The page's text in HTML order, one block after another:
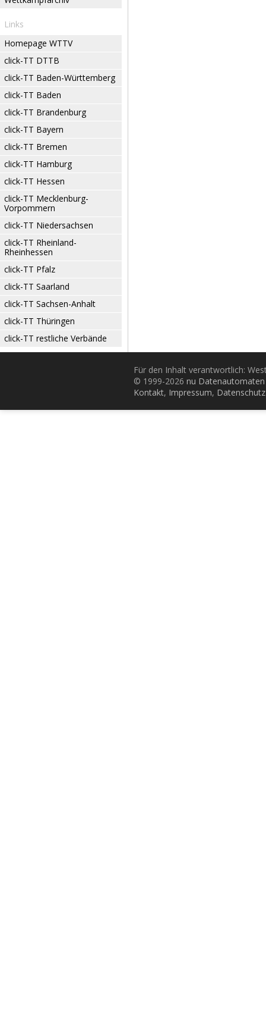
Links
Homepage WTTV
click-TT DTTB
click-TT Baden-Württemberg
click-TT Baden
click-TT Brandenburg
click-TT Bayern
click-TT Bremen
click-TT Hamburg
click-TT Hessen
click-TT Mecklenburg-
Vorpommern
click-TT Niedersachsen
click-TT Rheinland-
Rheinhessen
click-TT Pfalz
click-TT Saarland
click-TT Sachsen-Anhalt
click-TT Thüringen
click-TT restliche Verbände
Für den Inhalt verantwortlich:
© 1999-2026 nu
Kontakt, Impressum, Datenschutz